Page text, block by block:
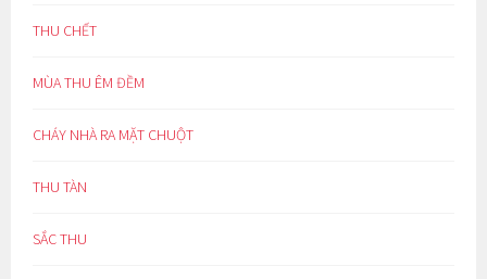
THU CHẾT
MÙA THU ÊM ĐỀM
CHÁY NHÀ RA MẶT CHUỘT
THU TÀN
SẮC THU